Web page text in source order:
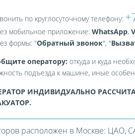
по круглосуточному телефону:
мобильное приложение: WhatsApp,
формы: "Обратный звонок", "
оператору: откуда и куда
подъезда к машине, иные
ИНДИВИДУАЛЬНО
расположен в Москве: